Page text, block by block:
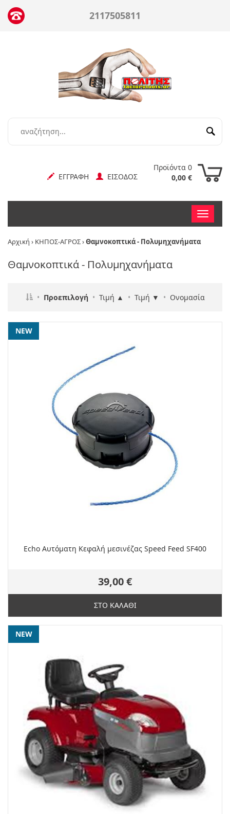
2117505811
Προϊόντα 0
0,00 €
ΕΓΓΡΑΦΗ ΕΙΣΟΔΟΣ
Toggle
nav
Αρχική › ΚΗΠΟΣ-ΑΓΡΟΣ›Θαμνοκοπτικά - Πολυμηχανήματα
Θαμνοκοπτικά - Πολυμηχανήματα
• Προεπιλογή• Τιμή ▲ • Τιμή ▼ • Ονομασία
NEW
Echo Αυτόματη Κεφαλή μεσινέζας Speed Feed SF400
39,00 €
ΣΤΟ ΚΑΛΑΘΙ
NEW